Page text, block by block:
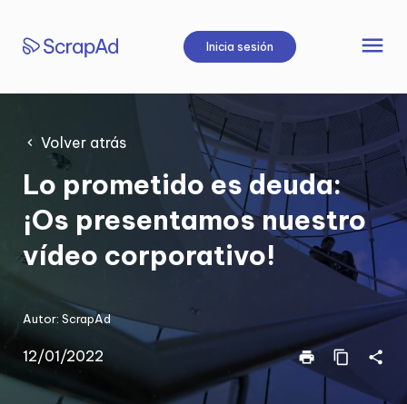
contenido
Inicia sesión menu
Volver atrás
Lo prometido es deuda:
¡Os presentamos nuestro
vídeo corporativo!
Autor: ScrapAd
12/01/2022 print content_copy share